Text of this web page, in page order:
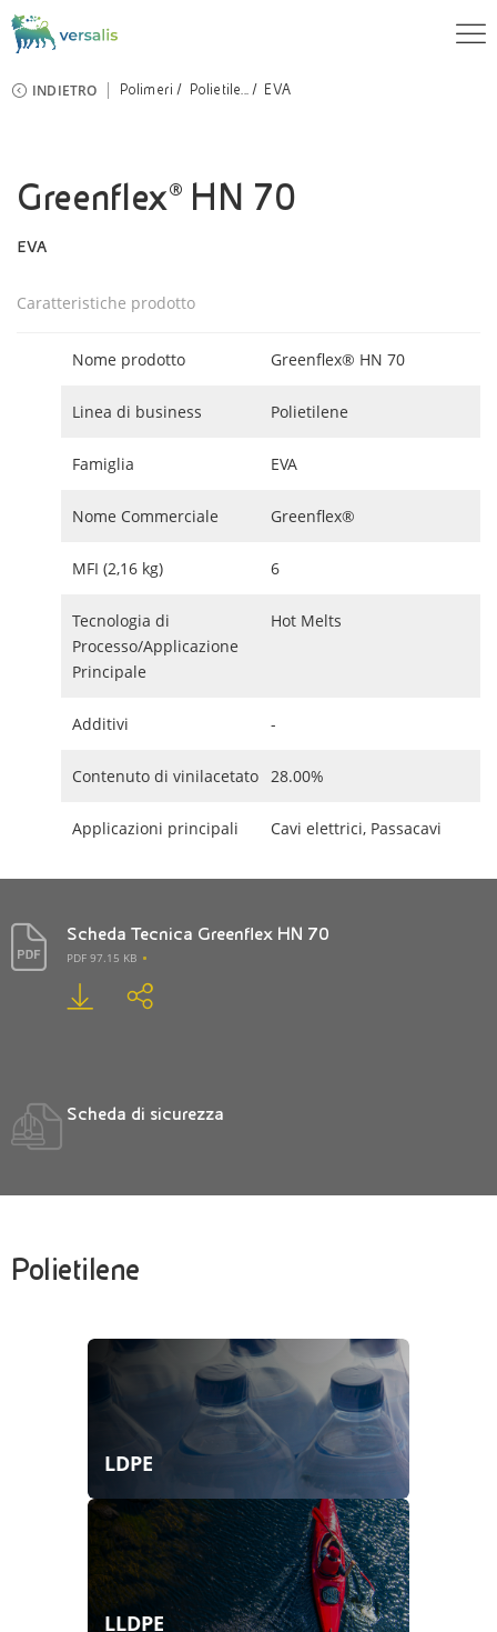
INDIETRO Polimeri Polietile... EVA
Greenflex® HN 70
EVA
Caratteristiche prodotto
Nome prodotto Greenflex® HN 70
Linea di business Polietilene
Famiglia EVA
Nome Commerciale Greenflex®
MFI (2,16 kg) 6
Tecnologia di
Processo/Applicazione
Principale
Hot Melts
Additivi -
Contenuto di vinilacetato 28.00%
Applicazioni principali Cavi elettrici, Passacavi
Scheda Tecnica Greenflex HN 70
PDF 97.15 KB
Scheda di sicurezza
Polietilene
LDPE
LLDPE